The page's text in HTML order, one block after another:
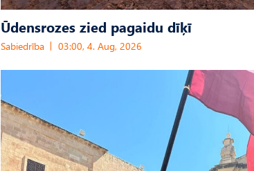
Ūdensrozes zied pagaidu dīķī
Sabiedrība 03:00, 4. Aug, 2026